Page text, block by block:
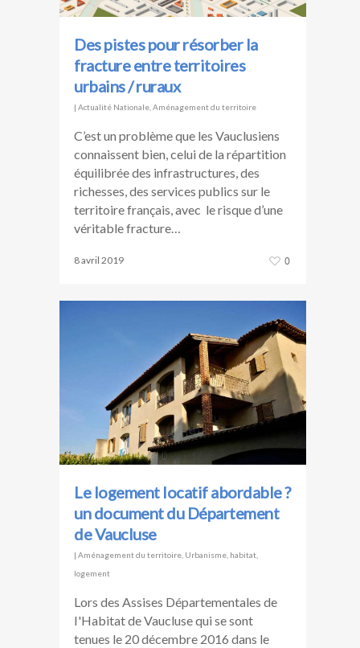
Des pistes pour résorber la
fracture entre territoires
urbains / ruraux
| Actualité Nationale Aménagement du territoire
C’est un problème que les Vauclusiens
connaissent bien, celui de la répartition
équilibrée des infrastructures, des
richesses, des services publics sur le
territoire français, avec le risque d’une
véritable fracture…
8 avril 2019 0
Le logement locatif abordable ?
un document du Département
de Vaucluse
| Aménagement du territoire Urbanisme, habitat,
logement
Lors des Assises Départementales de
I'Habitat de Vaucluse qui se sont
tenues le 20 décembre 2016 dans le